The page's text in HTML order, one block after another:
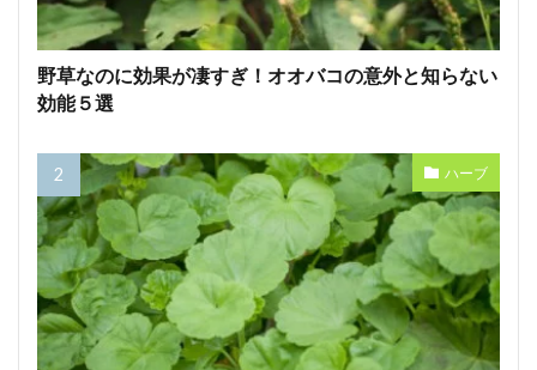
野草なのに効果が凄すぎ！オオバコの意外と知らない
効能５選
ハーブ